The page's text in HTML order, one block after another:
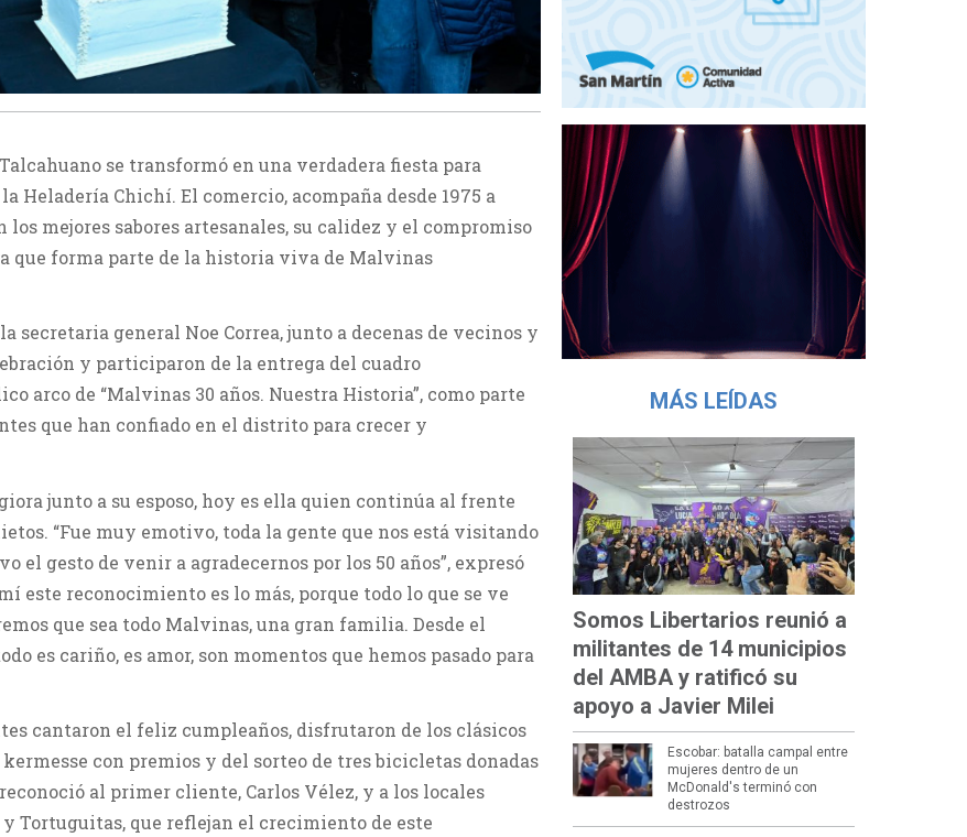
se transformó en una verdadera fiesta para
Heladería Chichí. El comercio, acompaña desde 1975 a
mejores sabores artesanales, su calidez y el compromiso
que forma parte de la historia viva de Malvinas
secretaria general Noe Correa, junto a decenas de vecinos y
y participaron de la entrega del cuadro
arco de “Malvinas 30 años. Nuestra Historia”, como parte
que han confiado en el distrito para crecer y
junto a su esposo, hoy es ella quien continúa al frente
“Fue muy emotivo, toda la gente que nos está visitando
el gesto de venir a agradecernos por los 50 años”, expresó
este reconocimiento es lo más, porque todo lo que se ve
que sea todo Malvinas, una gran familia. Desde el
es cariño, es amor, son momentos que hemos pasado para
cantaron el feliz cumpleaños, disfrutaron de los clásicos
con premios y del sorteo de tres bicicletas donadas
al primer cliente, Carlos Vélez, y a los locales
Tortuguitas, que reflejan el crecimiento de este
MÁS LEÍDAS
Somos Libertarios reunió a
militantes de 14 municipios
del AMBA y ratificó su
apoyo a Javier Milei
Escobar: batalla campal entre
mujeres dentro de un
McDonald's terminó con
destrozos